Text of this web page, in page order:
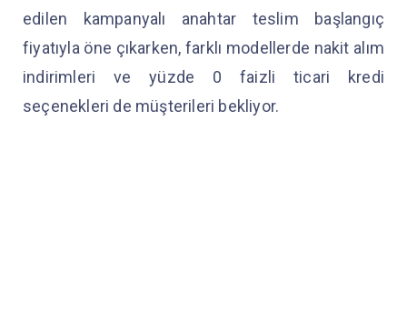
edilen kampanyalı anahtar teslim başlangıç
fiyatıyla öne çıkarken, farklı modellerde nakit alım
indirimleri ve yüzde 0 faizli ticari kredi
seçenekleri de müşterileri bekliyor.